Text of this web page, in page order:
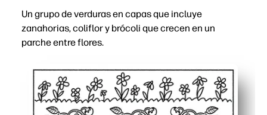
Un grupo de verduras en capas que incluye
zanahorias, coliflor y brócoli que crecen en un
parche entre flores.